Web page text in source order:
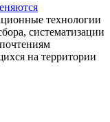
технологии
систематизации
на территории